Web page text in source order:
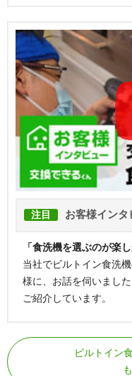
注目 お客様インタ
「食洗機を選ぶのが楽
当社でビルトイン食洗
様に、お話を伺いまし
ご紹介しています。
ビルトイン